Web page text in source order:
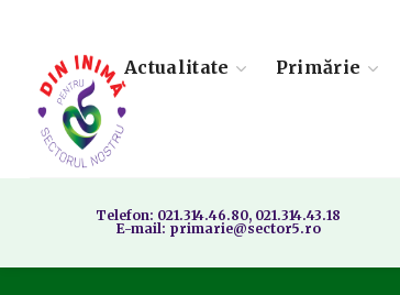
Actualitate Primărie
Telefon: 021.314.46.80, 021.314.43.18
E-mail: primarie@sector5.ro